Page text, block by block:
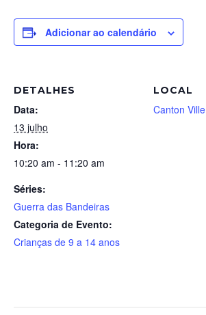
Adicionar ao calendário
DETALHES
Data:
13 julho
Hora:
10:20 am - 11:20 am
Séries:
Guerra das Bandeiras
Categoria de Evento:
Crianças de 9 a 14 anos
LOCAL
Canton Ville